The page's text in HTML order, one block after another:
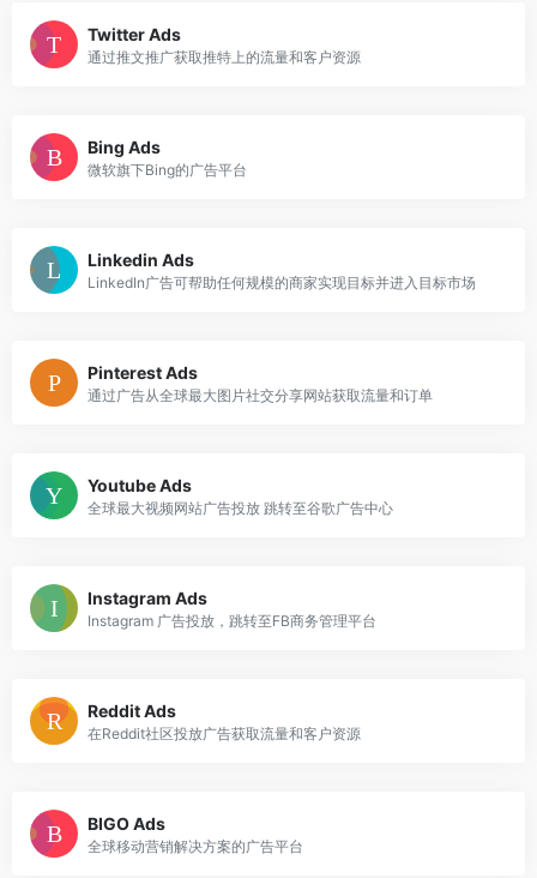
Twitter Ads
通过推文推广获取推特上的流量和客户资源
Bing Ads
微软旗下Bing的广告平台
Linkedin Ads
LinkedIn广告可帮助任何规模的商家实现目标并进入目标市场
Pinterest Ads
通过广告从全球最大图片社交分享网站获取流量和订单
Youtube Ads
全球最大视频网站广告投放 跳转至谷歌广告中心
Instagram Ads
Instagram 广告投放，跳转至FB商务管理平台
Reddit Ads
在Reddit社区投放广告获取流量和客户资源
BIGO Ads
全球移动营销解决方案的广告平台